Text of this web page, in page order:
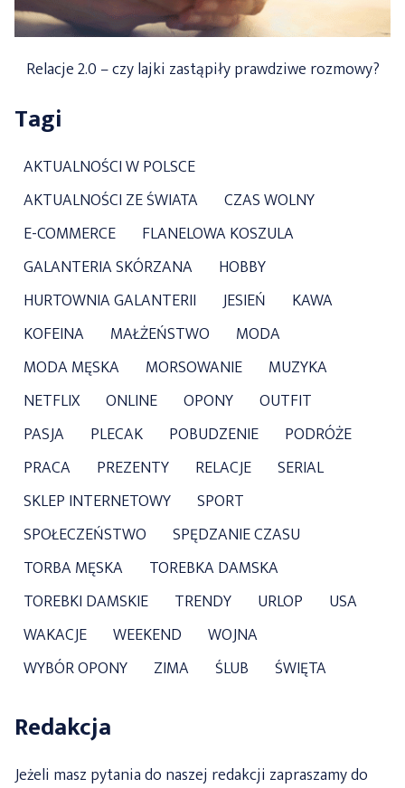
Relacje 2.0 – czy lajki zastąpiły prawdziwe rozmowy?
Tagi
AKTUALNOŚCI W POLSCE
AKTUALNOŚCI ZE ŚWIATA
CZAS WOLNY
E-COMMERCE
FLANELOWA KOSZULA
GALANTERIA SKÓRZANA
HOBBY
HURTOWNIA GALANTERII
JESIEŃ
KAWA
KOFEINA
MAŁŻEŃSTWO
MODA
MODA MĘSKA
MORSOWANIE
MUZYKA
NETFLIX
ONLINE OPONY
OUTFIT
PASJA
PLECAK POBUDZENIE
PODRÓŻE
PRACA
PREZENTY RELACJE
SERIAL
SKLEP INTERNETOWY
SPORT
SPOŁECZEŃSTWO
SPĘDZANIE CZASU
TORBA MĘSKA
TOREBKA DAMSKA
TOREBKI DAMSKIE
TRENDY URLOP
USA
WAKACJE
WEEKEND
WOJNA
WYBÓR OPONY
ZIMA ŚLUB ŚWIĘTA
Redakcja
Jeżeli masz pytania do naszej redakcji zapraszamy do